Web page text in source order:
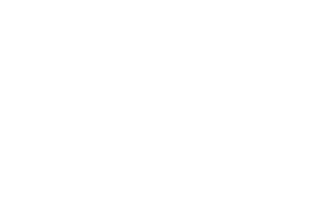
Drittstaaten sind alle
Europäischen Union
Wirtschaftsraum
gehören.
aus der EU,
stammt, gelten